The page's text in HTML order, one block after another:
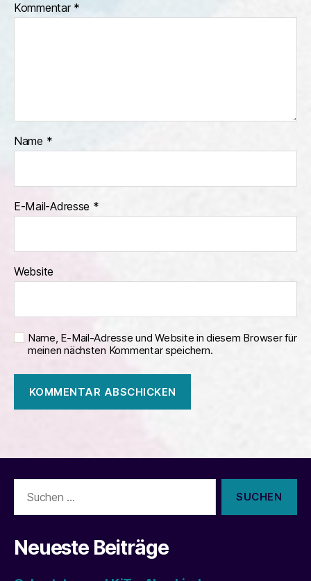
Kommentar *
Name *
E-Mail-Adresse *
Website
Name, E-Mail-Adresse und Website in diesem Browser für
meinen nächsten Kommentar speichern.
nach:
Neueste Beiträge